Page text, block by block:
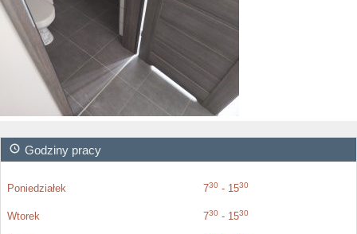
Godziny pracy
Poniedziałek 730 - 1530
Wtorek 730 - 1530